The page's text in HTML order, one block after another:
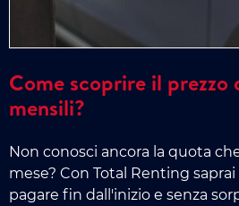
Come scoprire il prezzo
mensili?
Non conosci ancora la quota
mese? Con Total Renting
pagare fin dall'inizio e senza